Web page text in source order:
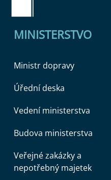
MINISTERSTVO
Ministr dopravy
Úřední deska
Vedení ministerstva
Budova ministerstva
Veřejné zakázky a
nepotřebný majetek